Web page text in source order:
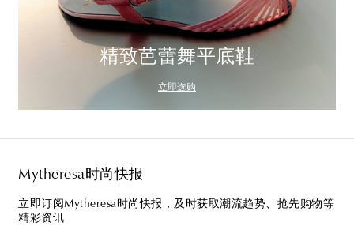
精致芭蕾舞平底鞋
立即选购
Mytheresa时尚快报
立即订阅Mytheresa时尚快报，及时获取潮流趋势、抢先购物等
精彩资讯